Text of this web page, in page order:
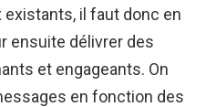
il faut donc en
ensuite délivrer des
et engageants. On
en fonction des